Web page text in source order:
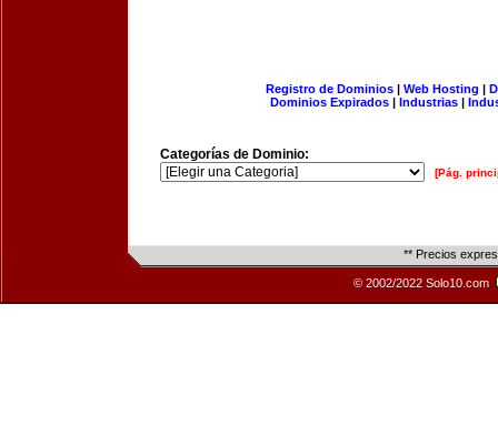
Registro de Dominios| Web Hosting |
Dominios Expirados | Industrias |
Categorías de Dominio:
[Pág.
** Precios
© 2002/2022 Solo10.com